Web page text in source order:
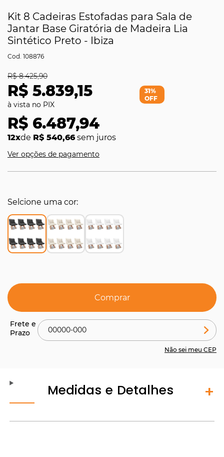
Kit 8 Cadeiras Estofadas para Sala de
Jantar Base Giratória de Madeira Lia
Sintético Preto - Ibiza
108876
R$ 5.839,15
R$ 8.425,90
R$ 6.487,94
12xde R$ 540,66 sem juros
31%
OFF
Ver opções de pagamento
Selcione uma cor
Comprar
Não sei meu CEP
Medidas e Detalhes